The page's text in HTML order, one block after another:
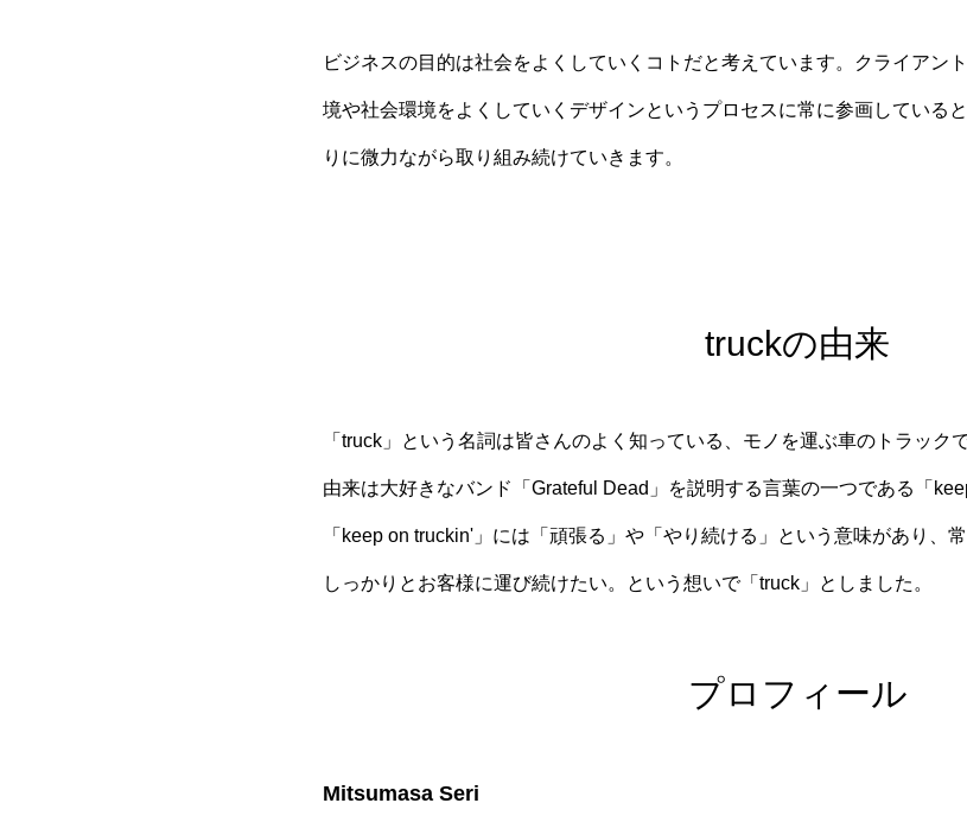
ビジネスの⽬的は社会をよくしていくコトだと考えています。クライアン
境や社会環境をよくしていくデザインというプロセスに常に参画している
りに微⼒ながら取り組み続けていきます。
truckの由来
「truck」という名詞は皆さんのよく知っている、モノを運ぶ⾞のトラックで
由来は⼤好きなバンド「Grateful Dead」を説明する⾔葉の⼀つである「
「keep on truckin'」には「頑張る」や「やり続ける」という意味があり、
しっかりとお客様に運び続けたい。という想いで「truck」としました。
プロフィール
Mitsumasa Seri